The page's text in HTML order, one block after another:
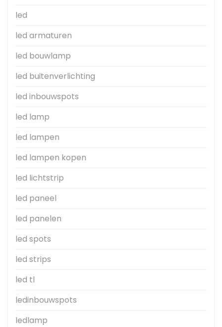
led
led armaturen
led bouwlamp
led buitenverlichting
led inbouwspots
led lamp
led lampen
led lampen kopen
led lichtstrip
led paneel
led panelen
led spots
led strips
led tl
ledinbouwspots
ledlamp